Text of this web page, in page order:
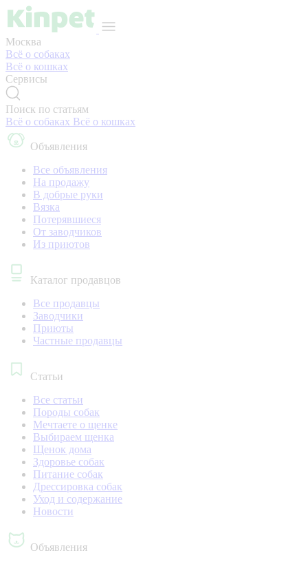
Москва
Всё о собаках
Всё о кошках
Сервисы
Поиск по статьям
Всё о собаках Всё о кошках
Объявления
Все объявления
На продажу
В добрые руки
Вязка
Потерявшиеся
От заводчиков
Из приютов
Каталог продавцов
Все продавцы
Заводчики
Приюты
Частные продавцы
Статьи
Все статьи
Породы собак
Мечтаете о щенке
Выбираем щенка
Щенок дома
Здоровье собак
Питание собак
Дрессировка собак
Уход и содержание
Новости
Объявления